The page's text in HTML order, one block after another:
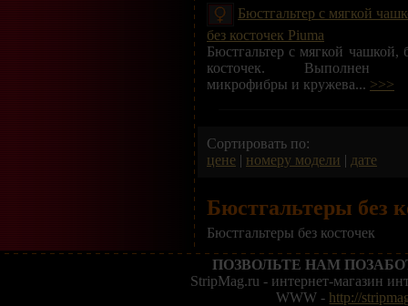
Бюстгальтер с мягкой
без косточек Piuma
Бюстгальтер с мягкой чашкой,
косточек. Выполнен
микрофибры и кружева... >>>
Сортировать по:
цене | номеру модели | дате
Бюстгальтеры без
Бюстгальтеры без косточек
ПОЗВОЛЬТЕ НАМ
StripMag.ru - интернет-магазин
WWW - http://